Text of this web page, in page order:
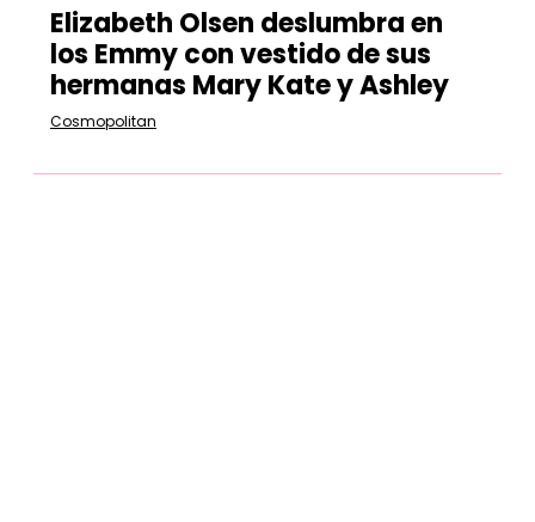
Elizabeth Olsen deslumbra en
los Emmy con vestido de sus
hermanas Mary Kate y Ashley
Cosmopolitan